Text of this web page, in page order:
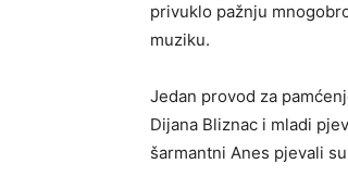
privuklo pažnju
muziku.
Jedan provod za
Dijana Bliznac i mladi
šarmantni Anes pjevali